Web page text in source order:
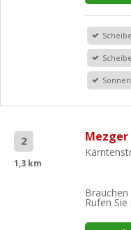
2
1,3 km
Mezger
Rufen